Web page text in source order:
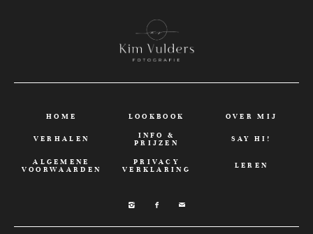
HOME LOOKBOOK OVER MIJ
VERHALEN
INFO &
PRIJZEN
SAY HI!
ALGEMENE
VOORWAARDEN
PRIVACY
VERKLARING
LEREN